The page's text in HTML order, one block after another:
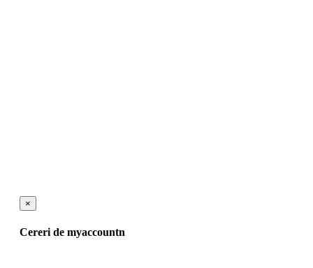
×
Cereri de myaccountn